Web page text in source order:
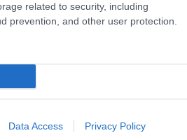
related to security, including
prevention, and other user protection.
Data Access Privacy Policy
αίτημα για εκλογές
για